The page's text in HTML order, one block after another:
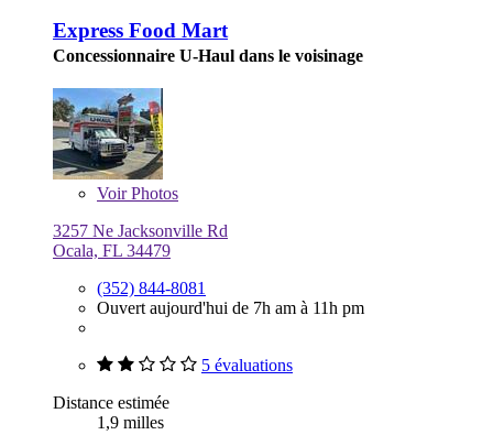
Express Food Mart
Concessionnaire U-Haul dans le voisinage
VoirPhotos
3257 Ne Jacksonville Rd
Ocala, FL 34479
(352) 844-8081
Ouvert aujourd'hui de 7h am à 11h pm
5 évaluations
Distance estimée
1,9 milles